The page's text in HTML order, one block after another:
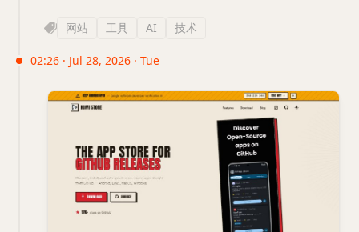
网站 工具 AI 技术
02:26 · Jul 28, 2026 · Tue